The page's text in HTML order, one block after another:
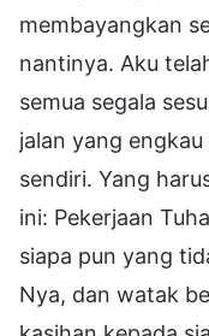
membayangkan
nantinya. Aku
semua segala
jalan yang
sendiri. Yang
ini: Pekerjaan
siapa pun yang
Nya, dan watak